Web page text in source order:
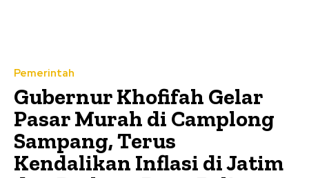
Pemerintah
Gubernur Khofifah Gelar
Pasar Murah di Camplong
Sampang, Terus
Kendalikan Inflasi di Jatim